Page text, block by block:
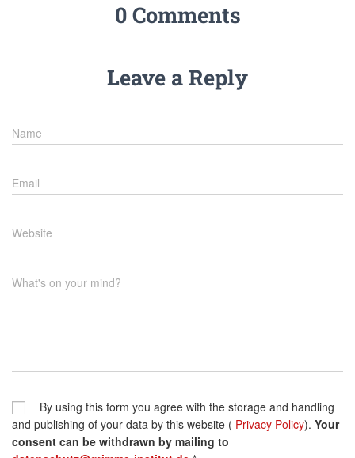
0 Comments
Leave a Reply
Name
Email
Website
What's on your mind?
By using this form you agree with the storage and handling
and publishing of your data by this website ( Privacy Policy). Your
consent can be withdrawn by mailing to